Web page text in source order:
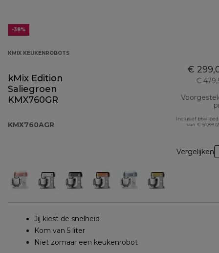
-38%
KMIX KEUKENROBOTS
kMix Edition
Saliegroen
KMX760GR
KMX760AGR
€
€
Inclusief btw-
van € 51,89
Vergelijken
Jij kiest de snelheid
Kom van 5 liter
Niet zomaar een keukenrobot